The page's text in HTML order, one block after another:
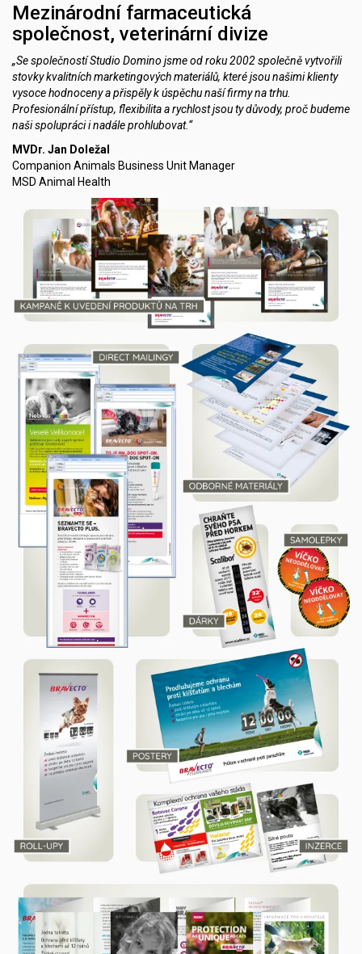
Mezinárodní farmaceutická
společnost, veterinární divize
„Se společností Studio Domino jsme od roku 2002 společně vytvořili
stovky kvalitních marketingových materiálů, které jsou našimi klienty
vysoce hodnoceny a přispěly k úspěchu naší firmy na trhu.
Profesionální přístup, flexibilita a rychlost jsou ty důvody, proč budeme
naši spolupráci i nadále prohlubovat.“
MVDr. Jan Doležal
Companion Animals Business Unit Manager
MSD Animal Health